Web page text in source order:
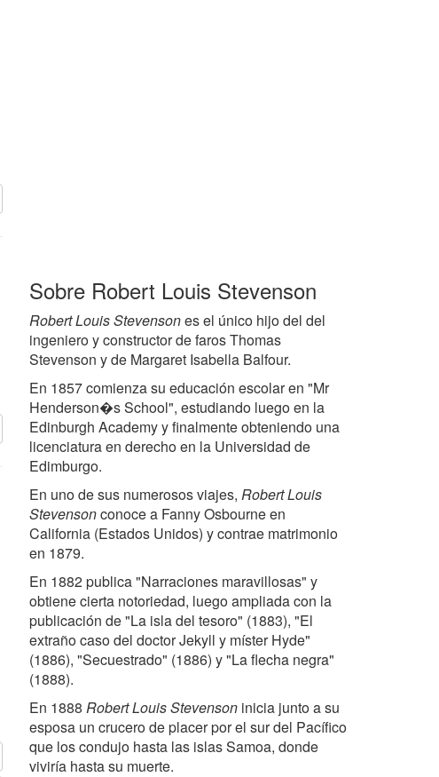
Sobre Robert Louis Stevenson
Robert Louis Stevensones el único hijo del del
ingeniero y constructor de faros Thomas
Stevenson y de Margaret Isabella Balfour.
En 1857 comienza su educación escolar en "Mr
Henderson�s School", estudiando luego en la
Edinburgh Academy y finalmente obteniendo una
licenciatura en derecho en la Universidad de
Edimburgo.
En uno de sus numerosos viajes, Robert Louis
Stevensonconoce a Fanny Osbourne en
California (Estados Unidos) y contrae matrimonio
en 1879.
En 1882 publica "Narraciones maravillosas" y
obtiene cierta notoriedad, luego ampliada con la
publicación de "La isla del tesoro" (1883), "El
extraño caso del doctor Jekyll y míster Hyde"
(1886), "Secuestrado" (1886) y "La flecha negra"
(1888).
En 1888 Robert Louis Stevenson inicia junto a su
esposa un crucero de placer por el sur del Pacífico
que los condujo hasta las islas Samoa, donde
viviría hasta su muerte.